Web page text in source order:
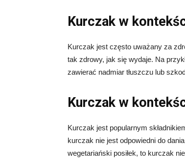
Kurczak w
Kurczak jest często uważany za
tak zdrowy, jak się wydaje. Na
zawierać nadmiar tłuszczu lub
Kurczak w
Kurczak jest popularnym
kurczak nie jest odpowiedni do
wegetariański posiłek, to kurczak